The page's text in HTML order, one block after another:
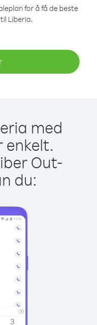
for å få de beste
Liberia.
med
enkelt.
Out-
du: